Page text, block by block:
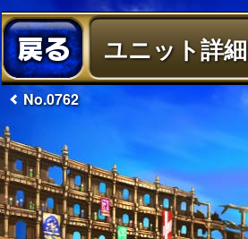
ユニット詳細
No.0762